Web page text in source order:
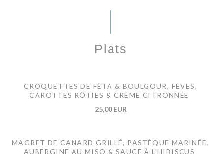
Plats
CROQUETTES DE FÊTA & BOULGOUR, FÈVES,
CAROTTES RÔTIES & CRÈME CITRONNÉE
25,00 EUR
MAGRET DE CANARD GRILLÉ, PASTÈQUE MARINÉE,
AUBERGINE AU MISO & SAUCE À L'HIBISCUS